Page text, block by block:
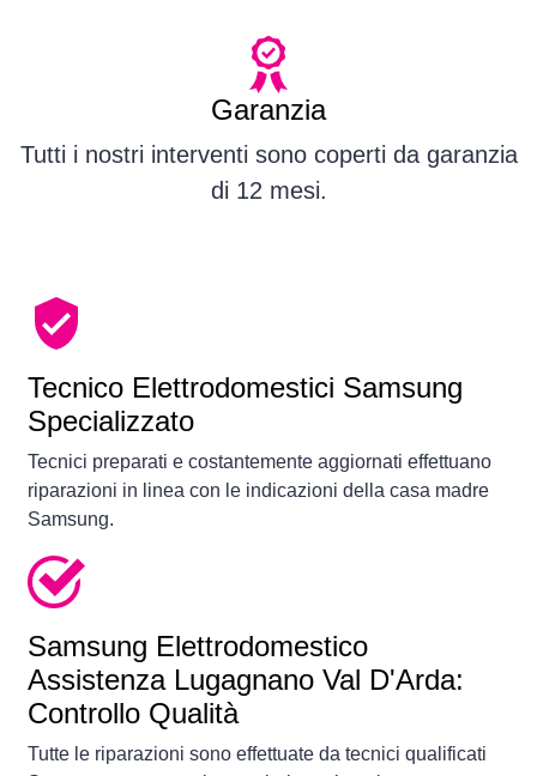
Garanzia
Tutti i nostri interventi sono coperti da garanzia
di 12 mesi.
Tecnico Elettrodomestici Samsung
Specializzato
Tecnici preparati e costantemente aggiornati effettuano
riparazioni in linea con le indicazioni della casa madre
Samsung.
Samsung Elettrodomestico
Assistenza Lugagnano Val D'Arda:
Controllo Qualità
Tutte le riparazioni sono effettuate da tecnici qualificati